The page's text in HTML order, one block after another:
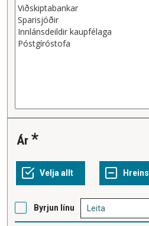
Ár
Byrjun línu